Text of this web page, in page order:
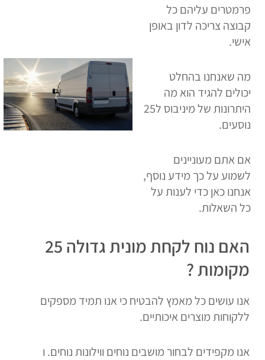
פרמטרים עליהם כל
קבוצה צריכה לדון באופן
אישי.
מה שאנחנו בהחלט
יכולים להגיד הוא מה
היתרונות של מיניבוס ל25
נוסעים.
אם אתם מעוניינים
לשמוע על כך מידע נוסף,
אנחנו כאן כדי לענות על
כל השאלות.
האם נוח לקחת מונית גדולה 25
מקומות ?
אנו עושים כל מאמץ להבטיח כי אנו תמיד מספקים
ללקוחות מוצרים איכותיים.
אנו מקפידים לבחור מושבים נוחים ווילונות נוחים. ו